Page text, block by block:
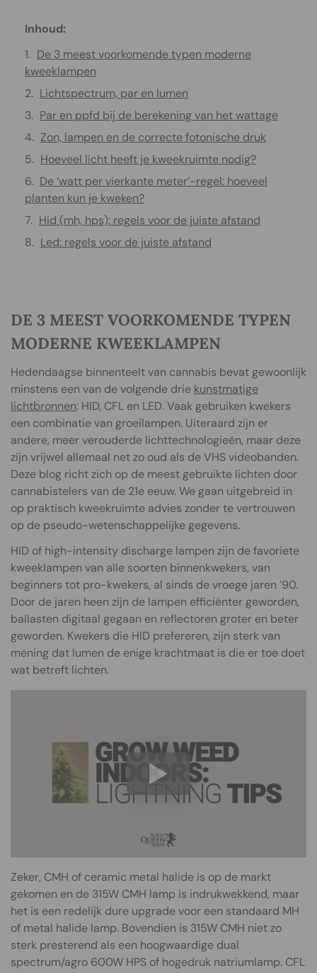
Inhoud:
De 3 meest voorkomende typen moderne
kweeklampen
Lichtspectrum, par en lumen
Par en ppfd bij de berekening van het wattage
Zon, lampen en de correcte fotonische druk
Hoeveel licht heeft je kweekruimte nodig?
De ‘watt per vierkante meter’-regel: hoeveel
planten kun je kweken?
Hid (mh, hps): regels voor de juiste afstand
Led: regels voor de juiste afstand
DE 3 MEEST VOORKOMENDE TYPEN
MODERNE KWEEKLAMPEN
Hedendaagse binnenteelt van cannabis bevat gewoonlijk
minstens een van de volgende drie kunstmatige
lichtbronnen: HID, CFL en LED. Vaak gebruiken kwekers
een combinatie van groeilampen. Uiteraard zijn er
andere, meer verouderde lichttechnologieën, maar deze
zijn vrijwel allemaal net zo oud als de VHS videobanden.
Deze blog richt zich op de meest gebruikte lichten door
cannabistelers van de 21e eeuw. We gaan uitgebreid in
op praktisch kweekruimte advies zonder te vertrouwen
op de pseudo-wetenschappelijke gegevens.
HID of high-intensity discharge lampen zijn de favoriete
kweeklampen van alle soorten binnenkwekers, van
beginners tot pro-kwekers, al sinds de vroege jaren ’90.
Door de jaren heen zijn de lampen efficiënter geworden,
ballasten digitaal gegaan en reflectoren groter en beter
geworden. Kwekers die HID prefereren, zijn sterk van
mening dat lumen de enige krachtmaat is die er toe doet
wat betreft lichten.
Zeker, CMH of ceramic metal halide is op de markt
gekomen en de 315W CMH lamp is indrukwekkend, maar
het is een redelijk dure upgrade voor een standaard MH
of metal halide lamp. Bovendien is 315W CMH niet zo
sterk presterend als een hoogwaardige dual
spectrum/agro 600W HPS of hogedruk natriumlamp. CFL